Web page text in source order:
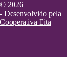
© 2026
- Desenvolvido pela
Cooperativa Eita